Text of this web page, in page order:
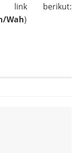
link berikut:
Wah)